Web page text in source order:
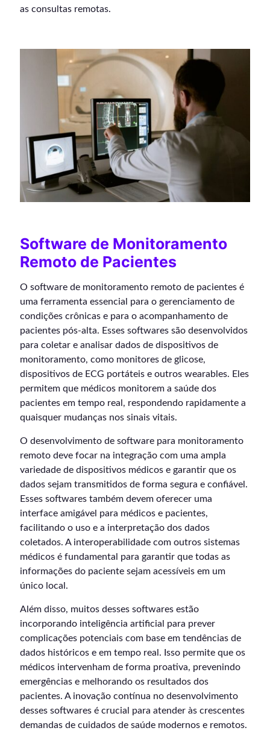
as consultas remotas.
Software de Monitoramento
Remoto de Pacientes
O software de monitoramento remoto de pacientes é
uma ferramenta essencial para o gerenciamento de
condições crônicas e para o acompanhamento de
pacientes pós-alta. Esses softwares são desenvolvidos
para coletar e analisar dados de dispositivos de
monitoramento, como monitores de glicose,
dispositivos de ECG portáteis e outros wearables. Eles
permitem que médicos monitorem a saúde dos
pacientes em tempo real, respondendo rapidamente a
quaisquer mudanças nos sinais vitais.
O desenvolvimento de software para monitoramento
remoto deve focar na integração com uma ampla
variedade de dispositivos médicos e garantir que os
dados sejam transmitidos de forma segura e confiável.
Esses softwares também devem oferecer uma
interface amigável para médicos e pacientes,
facilitando o uso e a interpretação dos dados
coletados. A interoperabilidade com outros sistemas
médicos é fundamental para garantir que todas as
informações do paciente sejam acessíveis em um
único local.
Além disso, muitos desses softwares estão
incorporando inteligência artificial para prever
complicações potenciais com base em tendências de
dados históricos e em tempo real. Isso permite que os
médicos intervenham de forma proativa, prevenindo
emergências e melhorando os resultados dos
pacientes. A inovação contínua no desenvolvimento
desses softwares é crucial para atender às crescentes
demandas de cuidados de saúde modernos e remotos.